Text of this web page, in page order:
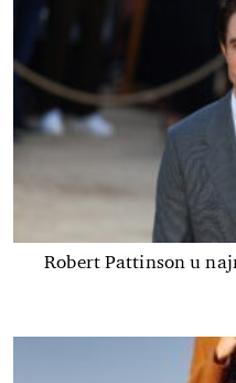
Robert Pattinson u